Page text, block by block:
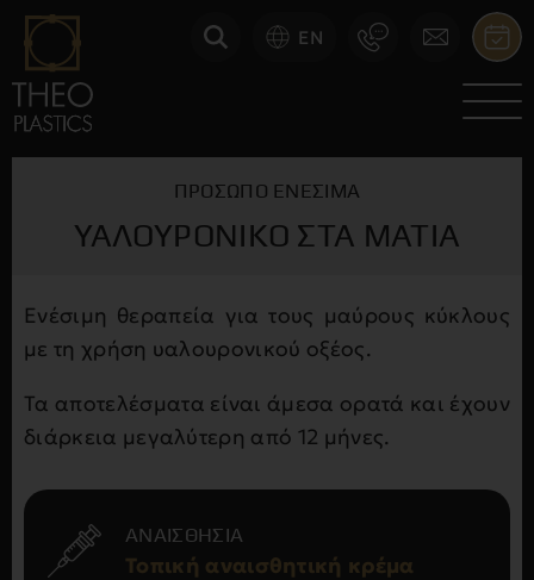
EN
ΠΡΌΣΩΠΟ ΕΝΈΣΙΜΑ
ΥΑΛΟΥΡΟΝΙΚΌ ΣΤΑ ΜΆΤΙΑ
Ενέσιμη θεραπεία για τους μαύρους κύκλους
με τη χρήση υαλουρονικού οξέος.
Τα αποτελέσματα είναι άμεσα ορατά και έχουν
διάρκεια μεγαλύτερη από 12 μήνες.
ΑΝΑΙΣΘΗΣΙΑ
Τοπική αναισθητική κρέμα